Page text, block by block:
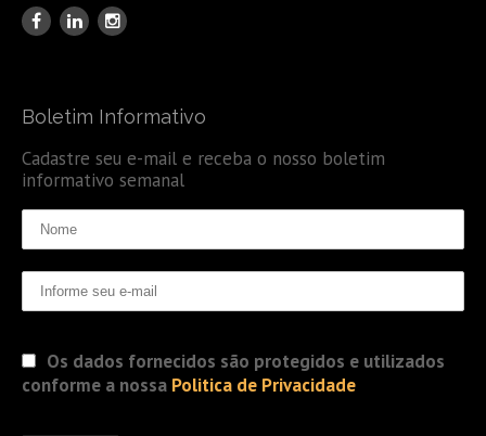
Boletim Informativo
Cadastre seu e-mail e receba o nosso boletim
informativo semanal
Os dados fornecidos são protegidos e utilizados
conforme a nossa Politica de Privacidade